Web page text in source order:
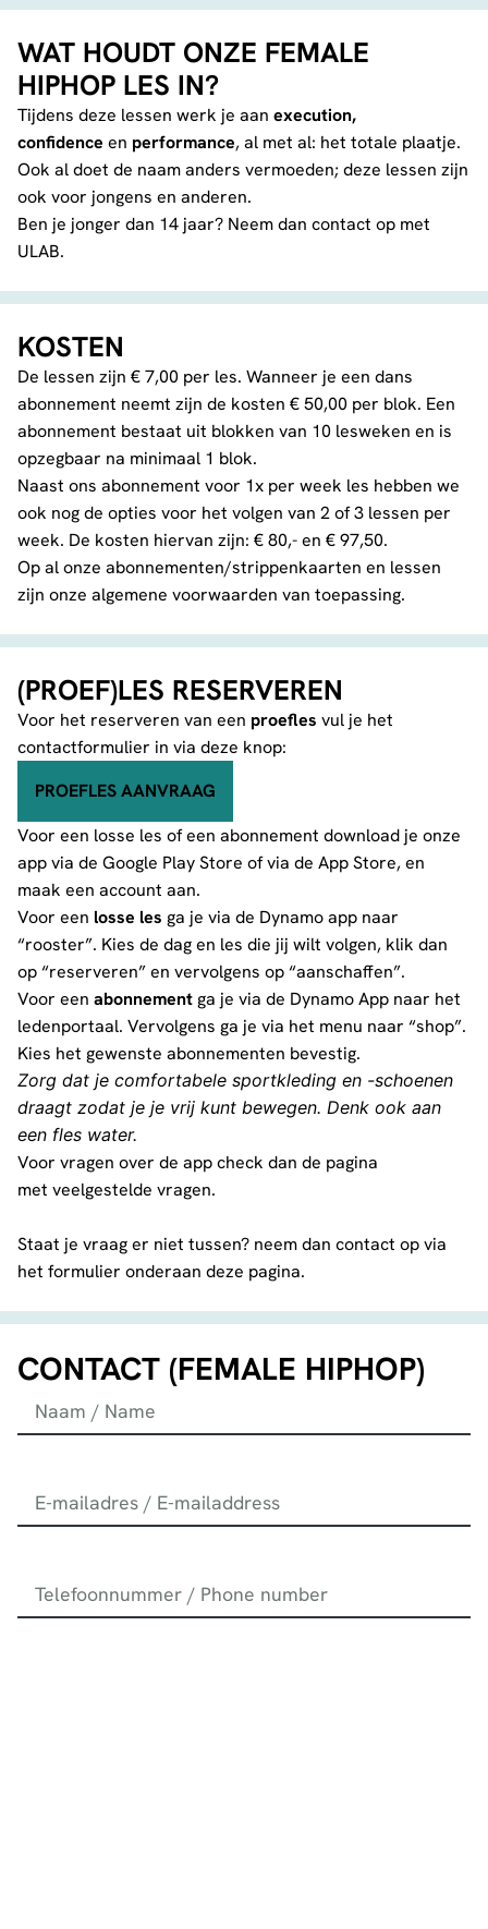
WAT HOUDT ONZE FEMALE
HIPHOP LES IN?
Tijdens deze lessen werk je aan execution,
confidence en performance, al met al: het totale plaatje.
Ook al doet de naam anders vermoeden; deze lessen zijn
ook voor jongens en anderen.
Ben je jonger dan 14 jaar? Neem dan contact op met
ULAB.
KOSTEN
De lessen zijn € 7,00 per les. Wanneer je een dans
abonnement neemt zijn de kosten € 50,00 per blok. Een
abonnement bestaat uit blokken van 10 lesweken en is
opzegbaar na minimaal 1 blok.
Naast ons abonnement voor 1x per week les hebben we
ook nog de opties voor het volgen van 2 of 3 lessen per
week. De kosten hiervan zijn: € 80,- en € 97,50.
Op al onze abonnementen/strippenkaarten en lessen
zijn onze algemene voorwaarden van toepassing.
(PROEF)LES RESERVEREN
Voor het reserveren van een proefles vul je het
contactformulier in via deze knop:
PROEFLES AANVRAAG
Voor een losse les of een abonnement download je onze
app via de Google Play Store of via de App Store, en
maak een account aan.
Voor een losse les ga je via de Dynamo app naar
“rooster”. Kies de dag en les die jij wilt volgen, klik dan
op “reserveren” en vervolgens op “aanschaffen”.
Voor een abonnement ga je via de Dynamo App naar het
ledenportaal. Vervolgens ga je via het menu naar “shop”.
Kies het gewenste abonnementen bevestig.
Zorg dat je comfortabele sportkleding en -schoenen
draagt zodat je je vrij kunt bewegen. Denk ook aan
een fles water.
Voor vragen over de app check dan de pagina
met veelgestelde vragen.
Staat je vraag er niet tussen? neem dan contact op via
het formulier onderaan deze pagina.
CONTACT (FEMALE HIPHOP)
E-mailadres / E-mailaddress
Telefoonnummer / Phone number